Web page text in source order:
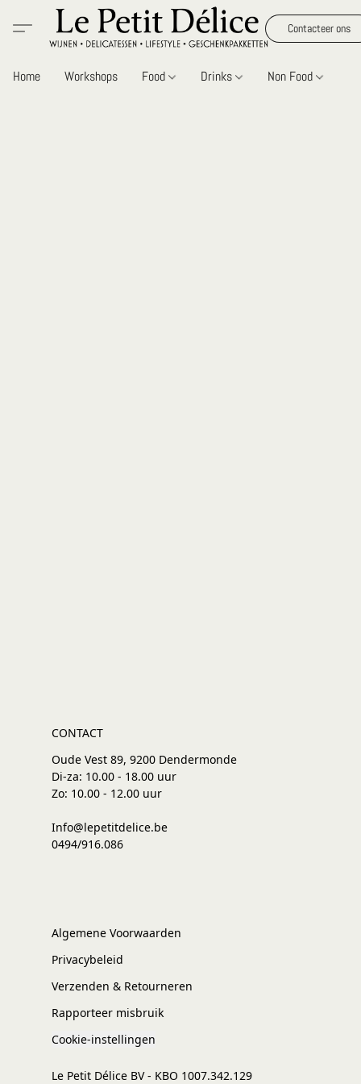
Contacteer ons
Home Workshops Food Drinks Non Food
CONTACT
Oude Vest 89, 9200 Dendermonde
Di-za: 10.00 - 18.00 uur
Zo: 10.00 - 12.00 uur
Info@lepetitdelice.be
0494/916.086
Algemene Voorwaarden
Privacybeleid
Verzenden & Retourneren
Rapporteer misbruik
Cookie-instellingen
Le Petit Délice BV - KBO 1007.342.129